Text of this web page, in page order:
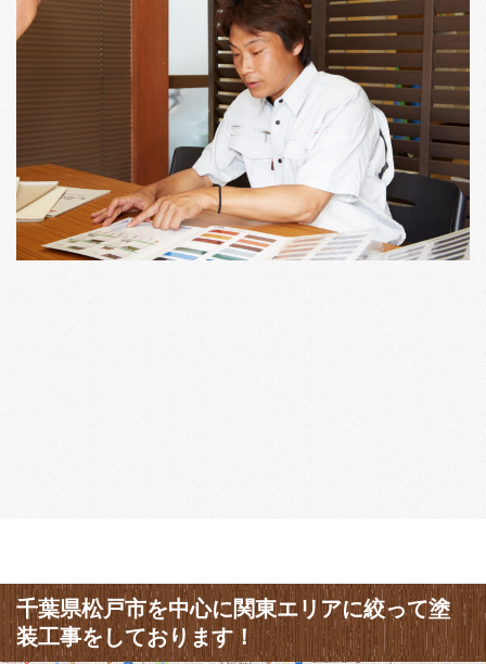
千葉県松戸市を中心に関東エリアに絞って塗
装工事をしております！